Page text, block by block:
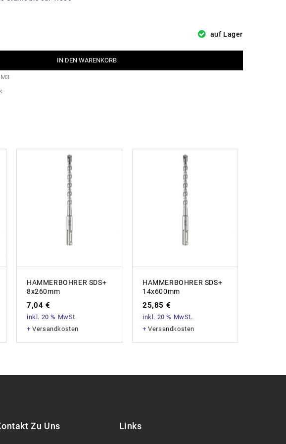
auf Lager
IN DEN WARENKORB
HAMMERBOHRER SDS+
8x260mm
7,04 €
inkl. 20 % MwSt.
+Versandkosten
HAMMERBOHRER SDS+
14x600mm
25,85 €
inkl. 20 % MwSt.
+Versandkosten
Zu Uns Links